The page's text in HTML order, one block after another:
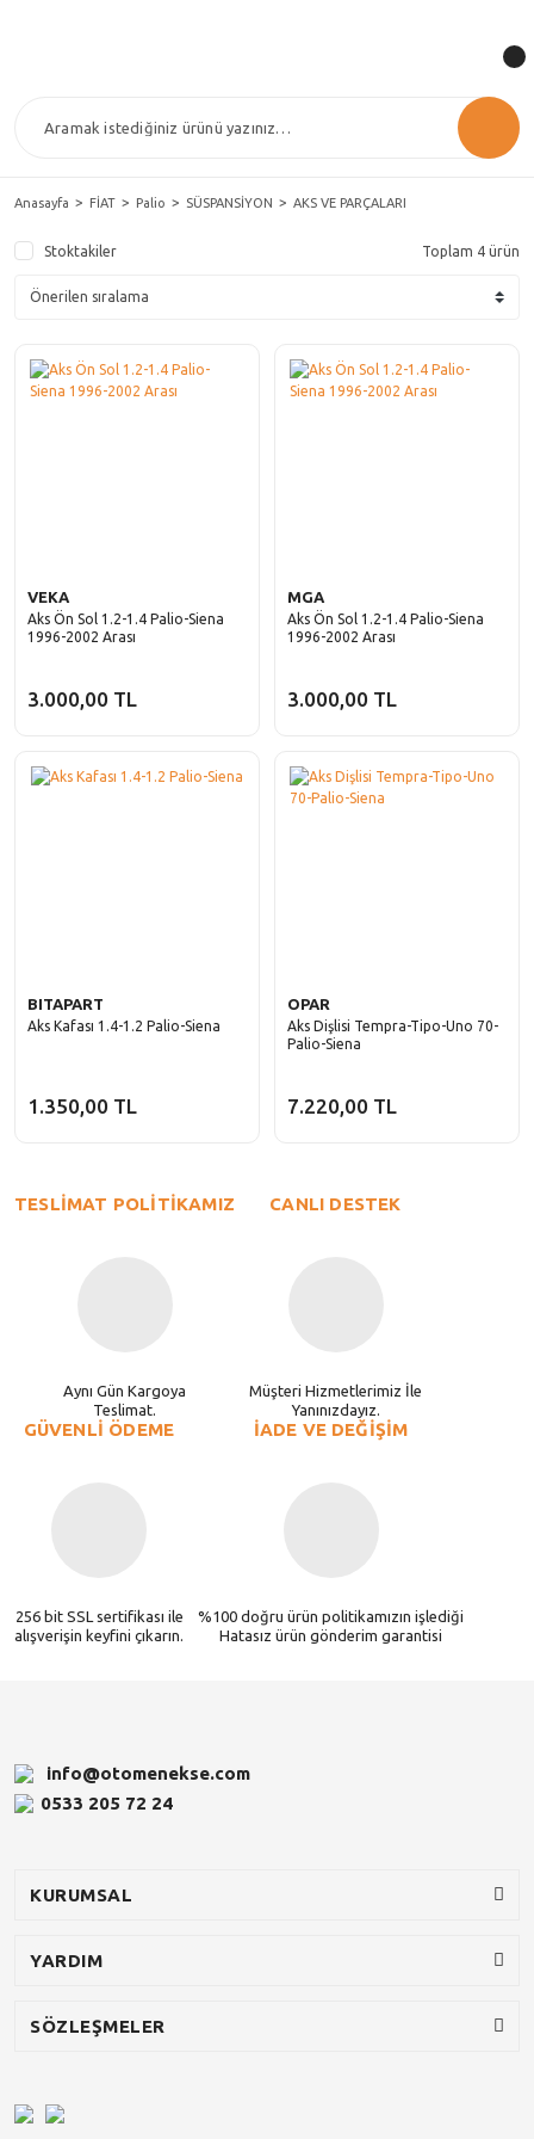
Anasayfa FİAT Palio SÜSPANSİYON AKS VE PARÇALARI
Stoktakiler Toplam 4 ürün
VEKA
Aks Ön Sol 1.2-1.4 Palio-Siena
1996-2002 Arası
3.000,00 TL
MGA
Aks Ön Sol 1.2-1.4 Palio-Siena
1996-2002 Arası
3.000,00 TL
BITAPART
Aks Kafası 1.4-1.2 Palio-Siena
1.350,00 TL
OPAR
Aks Dişlisi Tempra-Tipo-Uno 70-
Palio-Siena
7.220,00 TL
TESLİMAT POLİTİKAMIZ
Aynı Gün Kargoya
Teslimat.
CANLI DESTEK
Müşteri Hizmetlerimiz İle
Yanınızdayız.
GÜVENLİ ÖDEME
256 bit SSL sertifikası ile
alışverişin keyfini çıkarın.
İADE VE DEĞİŞİM
%100 doğru ürün politikamızın işlediği
Hatasız ürün gönderim garantisi
info@otomenekse.com
0533 205 72 24
KURUMSAL
YARDIM
SÖZLEŞMELER